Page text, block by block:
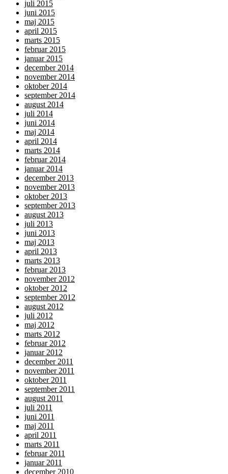
juli 2015
juni 2015
maj 2015
april 2015
marts 2015
februar 2015
januar 2015
december 2014
november 2014
oktober 2014
september 2014
august 2014
juli 2014
juni 2014
maj 2014
april 2014
marts 2014
februar 2014
januar 2014
december 2013
november 2013
oktober 2013
september 2013
august 2013
juli 2013
juni 2013
maj 2013
april 2013
marts 2013
februar 2013
november 2012
oktober 2012
september 2012
august 2012
juli 2012
maj 2012
marts 2012
februar 2012
januar 2012
december 2011
november 2011
oktober 2011
september 2011
august 2011
juli 2011
juni 2011
maj 2011
april 2011
marts 2011
februar 2011
januar 2011
december 2010